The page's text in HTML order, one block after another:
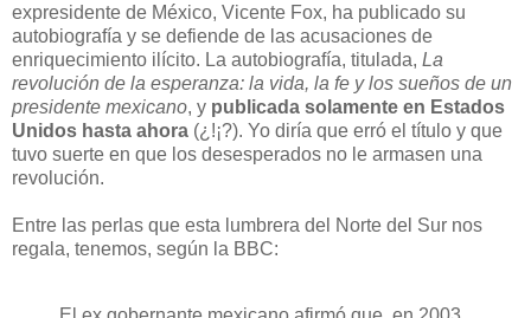
expresidente de México, Vicente Fox, ha publicado su
autobiografía y se defiende de las acusaciones de
enriquecimiento ilícito. La autobiografía, titulada, La
revolución de la esperanza: la vida, la fe y los sueños de un
presidente mexicano, y publicada solamente en Estados
Unidos hasta ahora (¿!¡?). Yo diría que erró el título y que
tuvo suerte en que los desesperados no le armasen una
revolución.
Entre las perlas que esta lumbrera del Norte del Sur nos
regala, tenemos, según la BBC: